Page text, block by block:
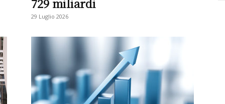
729 miliardi
29 Luglio 2026